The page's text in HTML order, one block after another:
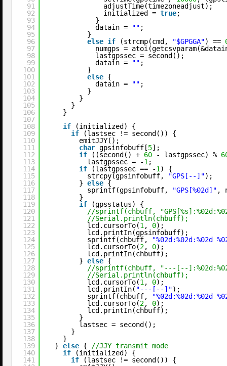
91
92
93
94
95
96
97
98
99
100
101
102
103
104
105
106
107
108
109
110
111
112
113
114
115
116
117
118
119
120
121
122
123
124
125
126
127
128
129
130
131
132
133
134
135
136
137
138
139
140
141
adjustTime(timezoneadjust);
initialized = true;
}
datain =
"" ;
}
else if (strcmp(cmd, "$GPGGA") ==
numgps =
lastgpssec = second();
datain =
"" ;
}
else {
datain =
"" ;
}
}
}
}
if
(initialized) {
if
(lastsec != second()) {
emitJJY();
char gpsinfobuff[5];
if
((second() + 60 - lastgpssec) %
lastgpssec = -1 ;
if
(lastgpssec == -1 ) {
strcpy(gpsinfobuff,
"GPS[--]");
} else {
sprintf(gpsinfobuff,
"GPS[%02d]" ,
}
if
(gpsstatus) {
//sprintf(chbuff,
//Serial.println(chbuff);
lcd.cursorTo(1 , 0);
lcd.printIn(gpsinfobuff);
sprintf(chbuff,
"%02d:%02d:%02d
lcd.cursorTo(2, 0);
lcd.printIn(chbuff);
} else {
//sprintf(chbuff, "---[--
//Serial.println(chbuff);
lcd.cursorTo(1 , 0);
lcd.printIn( "---[--]");
sprintf(chbuff,
"%02d:%02d:%02d
lcd.cursorTo(2, 0);
lcd.printIn(chbuff);
}
lastsec = second();
}
}
} else {
//JJY transmit mode
if
(initialized) {
if
(lastsec != second()) {